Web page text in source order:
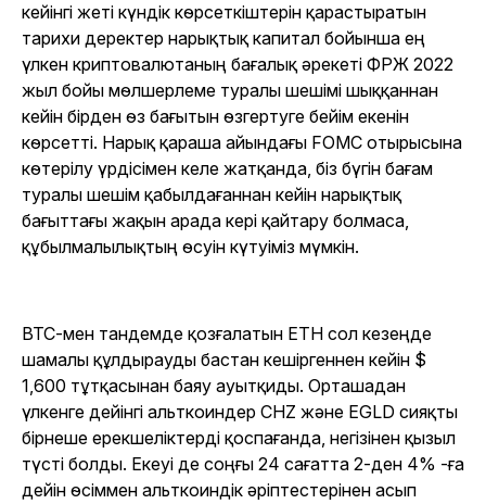
кейінгі жеті күндік көрсеткіштерін қарастыратын
тарихи деректер нарықтық капитал бойынша ең
үлкен криптовалютаның бағалық әрекеті ФРЖ 2022
жыл бойы мөлшерлеме туралы шешімі шыққаннан
кейін бірден өз бағытын өзгертуге бейім екенін
көрсетті. Нарық қараша айындағы FOMC отырысына
көтерілу үрдісімен келе жатқанда, біз бүгін бағам
туралы шешім қабылдағаннан кейін нарықтық
бағыттағы жақын арада кері қайтару болмаса,
құбылмалылықтың өсуін күтуіміз мүмкін.
BTC-мен тандемде қозғалатын ETH сол кезеңде
шамалы құлдырауды бастан кешіргеннен кейін $
1,600 тұтқасынан баяу ауытқиды. Орташадан
үлкенге дейінгі альткоиндер CHZ және EGLD сияқты
бірнеше ерекшеліктерді қоспағанда, негізінен қызыл
түсті болды. Екеуі де соңғы 24 сағатта 2-ден 4% -ға
дейін өсіммен альткоиндік әріптестерінен асып